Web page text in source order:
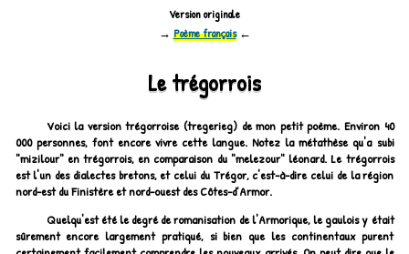
Version originale
→ Poème français←
Le trégorrois
Voici la version trégorroise (tregerieg) de mon petit poème. Environ 40
000 personnes, font encore vivre cette langue. Notez la métathèse qu'a subi
"mizilour" en trégorrois, en comparaison du "melezour" léonard. Le trégorrois
est l'un des dialectes bretons, et celui du Trégor, c'est-à-dire celui de la région
nord-est du Finistère et nord-ouest des Côtes-d’Armor.
Quelqu'est été le degré de romanisation de l'Armorique, le gaulois y était
sûrement encore largement pratiqué, si bien que les continentaux purent